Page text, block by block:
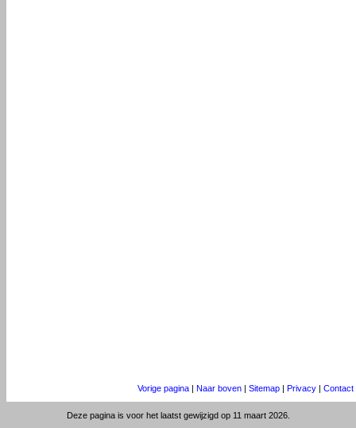
Vorige pagina | Naar boven | Sitemap | Privacy | Contact
Deze pagina is voor het laatst gewijzigd op 11 maart 2026.